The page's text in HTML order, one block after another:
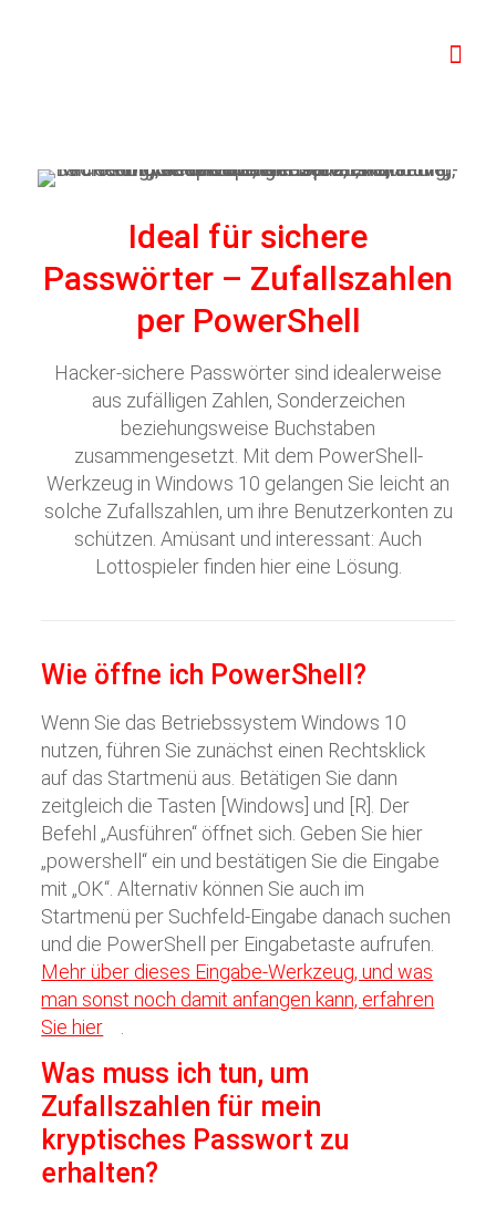
Ideal für sichere
Passwörter – Zufallszahlen
per PowerShell
Hacker-sichere Passwörter sind idealerweise
aus zufälligen Zahlen, Sonderzeichen
beziehungsweise Buchstaben
zusammengesetzt. Mit dem PowerShell-
Werkzeug in Windows 10 gelangen Sie leicht an
solche Zufallszahlen, um ihre Benutzerkonten zu
schützen. Amüsant und interessant: Auch
Lottospieler finden hier eine Lösung.
Wie öffne ich PowerShell?
Wenn Sie das Betriebssystem Windows 10
nutzen, führen Sie zunächst einen Rechtsklick
auf das Startmenü aus. Betätigen Sie dann
zeitgleich die Tasten [Windows] und [R]. Der
Befehl „Ausführen“ öffnet sich. Geben Sie hier
„powershell“ ein und bestätigen Sie die Eingabe
mit „OK“. Alternativ können Sie auch im
Startmenü per Suchfeld-Eingabe danach suchen
und die PowerShell per Eingabetaste aufrufen.
Mehr über dieses Eingabe-Werkzeug, und was
man sonst noch damit anfangen kann, erfahren
Sie hier
Was muss ich tun, um
Zufallszahlen für mein
kryptisches Passwort zu
erhalten?